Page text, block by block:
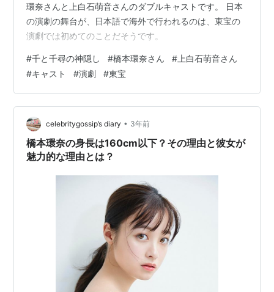
環奈さんと上白石萌音さんのダブルキャストです。 日本
の演劇の舞台が、日本語で海外で行われるのは、東宝の
演劇では初めてのことだそうです。
#千と千尋の神隠し #橋本環奈さん # 上白石萌音さん
#キャスト #演劇 #東宝
celebritygossip’s diary • 3年前
橋本環奈の身長は160cm以下？その理由と彼女が
魅力的な理由とは？